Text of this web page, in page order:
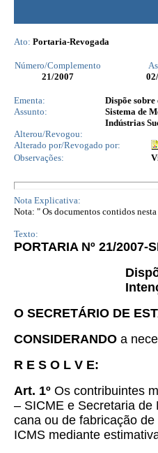
Ato: Portaria-Revogada
Número/Complemento
21/2007
Ementa:
Dispõe
Assunto:
Sistema de
Indústrias
Alterou/Revogou:
Alterado por/Revogado por:
Observações:
Nota Explicativa:
Nota: " Os documentos contidos
Texto:
PORTARIA Nº 21/2007-
O SECRETÁRIO DE
CONSIDERANDO a
R E S O L V E:
Art. 1º Os contribuintes
– SICME e Secretaria de
cana ou de fabricação
ICMS mediante